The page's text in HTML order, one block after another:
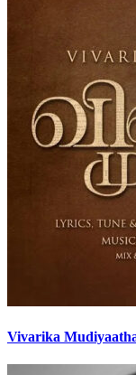
Vivarika Mudiyaatha